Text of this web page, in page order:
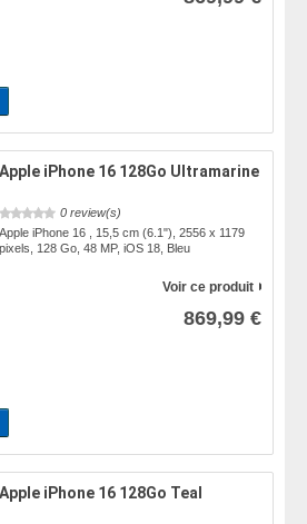
Apple iPhone 16 128Go Ultramarine
0 review(s)
Apple iPhone 16 , 15,5 cm (6.1"), 2556 x 1179
pixels, 128 Go, 48 MP, iOS 18, Bleu
Voir ce produit
869,99 €
Apple iPhone 16 128Go Teal